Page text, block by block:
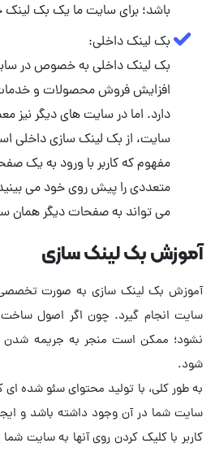
باشد؛ برای سایت ما یک بک لینک
بک لینک داخلی به خصوص در
افزایش فروش محصولات و خدمات
دارد. اما در سایت های دیگر نیز
سایت، از بک لینک سازی داخلی
مفهوم که کاربر با ورود به یک
متعددی را پیش روی خود می
می تواند به صفحات دیگر همان
آموزش بک لینک سازی
آموزش بک لینک سازی به صورت تخصصی
سایت انجام گیرد. چون اگر اصول
نشود؛ ممکن است منجر به جریمه
به طور کلی، با تولید محتوای سئو شده
سایت شما در آن وجود داشته باشد و
کاربر با کلیک کردن روی آنها به سایت